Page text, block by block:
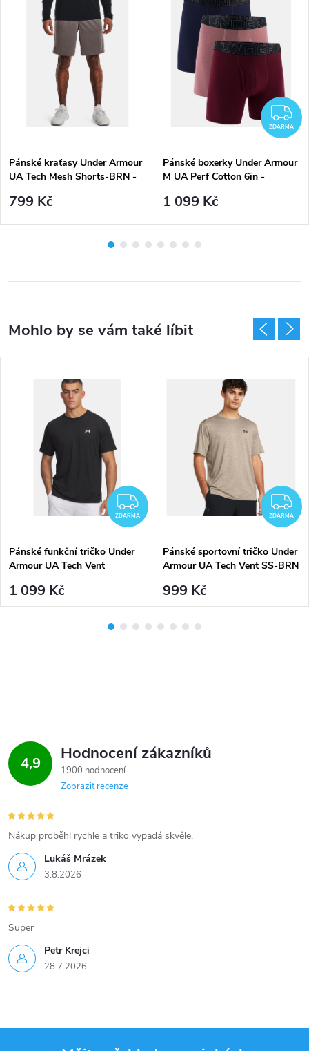
Pánské kraťasy Under Armour
UA Tech Mesh Shorts-BRN -
799 Kč
ZDARMA
Pánské boxerky Under Armour
M UA Perf Cotton 6in -
1 099 Kč
ZDARMA
ZDARMA
Pánské funkční tričko Under
Armour UA Tech Vent
1 099 Kč
ZDARMA
Pánské sportovní tričko Under
Armour UA Tech Vent SS-BRN
999 Kč
4,9 Hodnocení zákazníků
1900 hodnocení
Zobrazit recenze
Lukáš Mrázek
3.8.2026
Nákup proběhl rychle a triko vypadá skvěle.
Petr Krejci
28.7.2026
Super